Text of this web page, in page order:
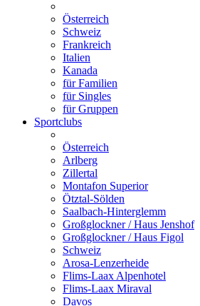
Österreich
Schweiz
Frankreich
Italien
Kanada
für Familien
für Singles
für Gruppen
Sportclubs
Österreich
Arlberg
Zillertal
Montafon Superior
Ötztal-Sölden
Saalbach-Hinterglemm
Großglockner / Haus Jenshof
Großglockner / Haus Figol
Schweiz
Arosa-Lenzerheide
Flims-Laax Alpenhotel
Flims-Laax Miraval
Davos